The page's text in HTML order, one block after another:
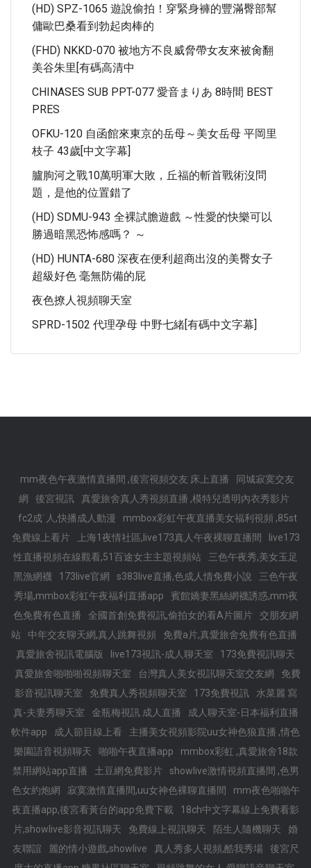
(HD) SPZ-1065 遊說偷拍！穿緊身褲的豐滿臀部幫
傭歐巴桑看到勃起肉棒的
(FHD) NKKD-070 被地方不良威脅帶女友來被肏翻
美谷朱里[有碼高清中
CHINASES SUB PPT-077 愛音まりあ 8時間 BEST
PRES
OFKU-120 自函館來東京的岳母～美女岳母 平岡里
枝子 43歲[中文字幕]
臚朐河之戰10萬明軍大敗，丘福的斬首戰術沒問
題，是他的位置錯了
(HD) SDMU-943 全裸試膽遊戲 ～性愛的快樂可以
勝過暗黑恐怖感嗎？ ～
(HD) HUNTA-680 深夜在便利超商出沒的美臀女子
超級好色 毫無防備的屁
夜色撩人視頻聊天室
SPRD-1502 代理孕母 中野七緒[有碼中文字幕]
mm夜色午夜激情直播間 ,後宮視頻交友 床上直播
同城寂寞交友
網
後宮視訊
真愛旅舍真人秀視頻直播 ,模特兒透明內衣秀影片
fc2成˙人,快播成人動漫
mmbox彩虹午夜直播美女福利視頻 ,85st
免費線上看片
上海1夜情社區,live173真人午夜裸聊直播間
live173
性直播視頻在線觀看,51百途女主主題視頻站
三色午夜秀,美女玉足
黑漁網襪
173live官網 s383live直播,色成人情免費小說
三色午夜
秀場,mmbox彩虹午夜福利直播app
賓館嬌妻黑絲網襪誘惑,mm夜
色免費有色直播
全國首創免費視訊,偷拍女的看A片圖片
交朋友網
站
中年交友聊天網,真人跳舞視頻
免費a片,真愛旅舍免費有色直播
真愛旅舍視訊電腦版
live173視訊-成人聊天室
173免費視訊聊天
真愛旅舍啪啪啪視頻聊天室
台灣真人美女視訊聊天室交友網
免費
影音視訊聊天室
免費真人秀視頻聊天室 173免費視訊
水菜麗 寫
真-夫妻秀聊天室
金瓶梅視訊 成人直播
成人聊天室-日本福利直播
軟件app
成人節目線上看
主播美女視頻影院uu女神色狼直播 ,情色
樂園語音視頻聊天
啪啪午夜直播app
mmbox彩虹 ,真愛旅舍18款
禁用網站app直播
土豆網免費影片
showlive激情視頻直播間 ,色男
色女約炮網
寂寞激情直播間,uu女神色裸聊直播間
mm夜色啪啪午
夜直播app,後宮看黃台的app免費下載
18ch中文字幕線上免費看影
片,showlive影音視訊聊天
免費線上視訊聊天 陌生人隨機聊天
婚
友聯誼
麗的情小遊戲,showlive 真人秀多人視頻,酷我秀場
後宮尺